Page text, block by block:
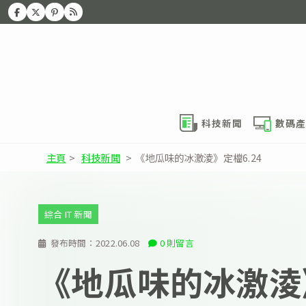
科技新聞 數碼
主頁 > 科技新聞 > 《地瓜味的冰激淩》定檔6.24
發布時間： 2022.06.08 0 則留言
綜合 IT 新聞
《地瓜味的冰激